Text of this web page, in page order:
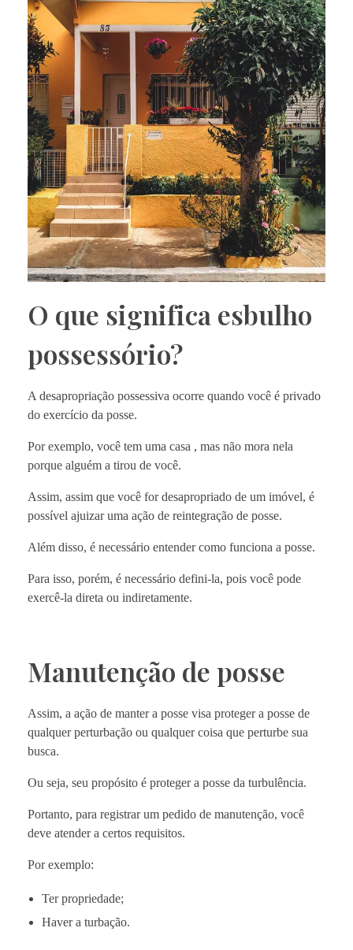
O que significa esbulho
possessório?
A desapropriação possessiva ocorre quando você é privado
do exercício da posse.
Por exemplo, você tem uma casa , mas não mora nela
porque alguém a tirou de você.
Assim, assim que você for desapropriado de um imóvel, é
possível ajuizar uma ação de reintegração de posse.
Além disso, é necessário entender como funciona a posse.
Para isso, porém, é necessário defini-la, pois você pode
exercê-la direta ou indiretamente.
Manutenção de posse
Assim, a ação de manter a posse visa proteger a posse de
qualquer perturbação ou qualquer coisa que perturbe sua
busca.
Ou seja, seu propósito é proteger a posse da turbulência.
Portanto, para registrar um pedido de manutenção, você
deve atender a certos requisitos.
Por exemplo:
Ter propriedade;
Haver a turbação.